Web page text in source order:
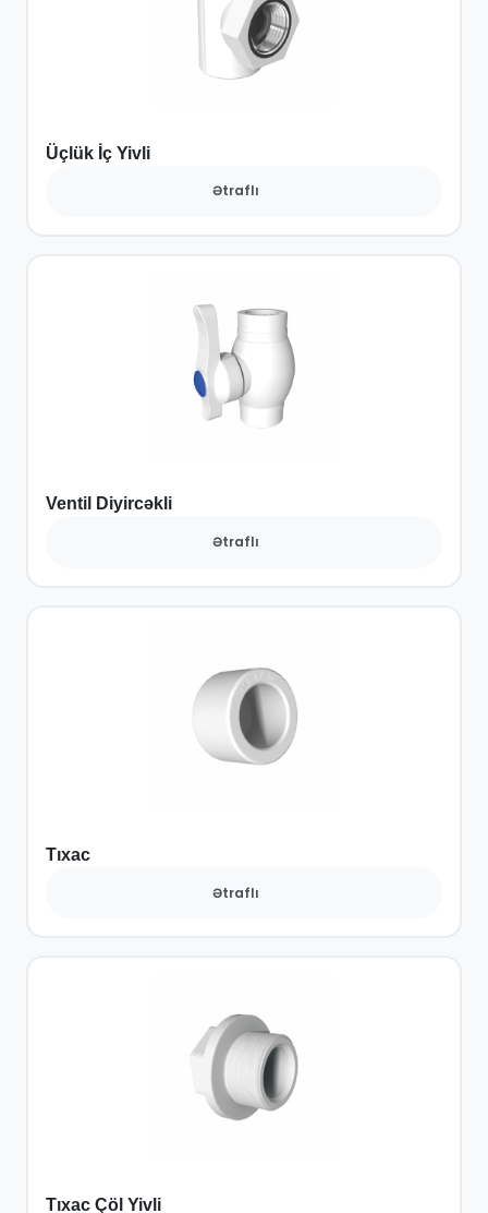
Üçlük İç Yivli
Ətraflı
Ventil Diyircəkli
Ətraflı
Tıxac
Ətraflı
Tıxac Çöl Yivli